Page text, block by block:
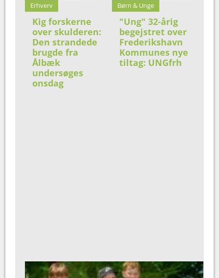
Erhverv
Kig forskerne
over skulderen:
Den strandede
brugde fra
Ålbæk
undersøges
onsdag
Børn & Unge
"Ung" 32-årig
begejstret over
Frederikshavn
Kommunes nye
tiltag: UNGfrh